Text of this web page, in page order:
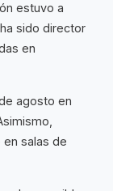
estuvo a
sido director
en
agosto en
en salas de